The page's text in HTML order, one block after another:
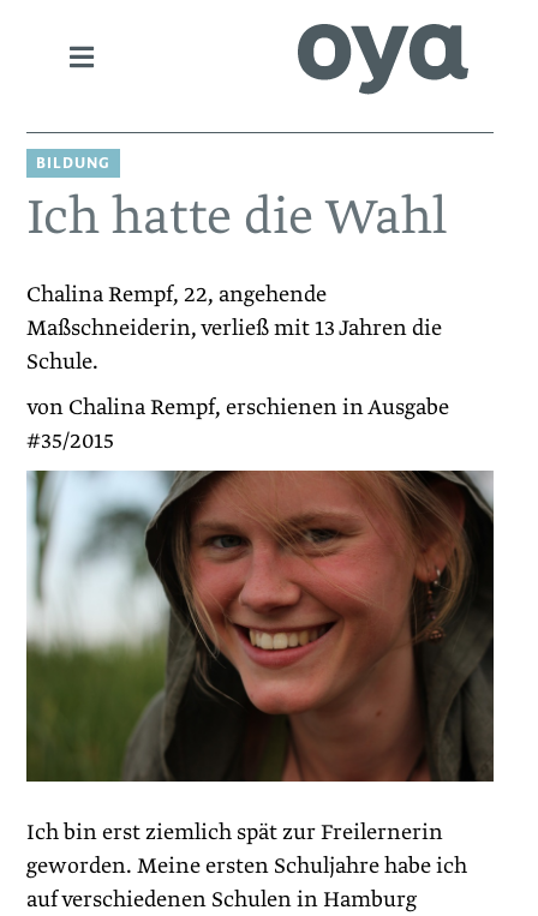
BILDUNG
Ich hatte die Wahl
Chalina Rempf, 22, angehende
Maßschneiderin, verließ mit 13 Jahren die
Schule.
von Chalina Rempf, erschienen in Ausgabe
#35/2015
Ich bin erst ziemlich spät zur Freilernerin
geworden. Meine ersten Schuljahre habe ich
auf verschiedenen Schulen in Hamburg